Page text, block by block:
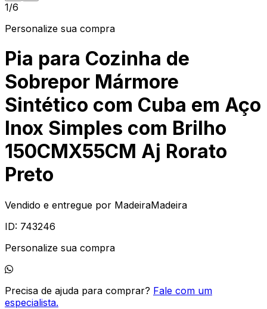
1/6
Personalize sua compra
Pia para Cozinha de
Sobrepor Mármore
Sintético com Cuba em Aço
Inox Simples com Brilho
150CMX55CM Aj Rorato
Preto
Vendido e entregue por MadeiraMadeira
ID: 743246
Personalize sua compra
Precisa de ajuda para comprar? Fale com um
especialista.